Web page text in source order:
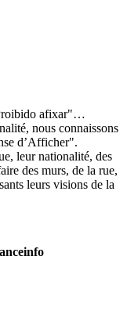
afixar"…
nous connaissons
d’Afficher".
leur nationalité, des
des murs, de la rue,
leurs visions de la